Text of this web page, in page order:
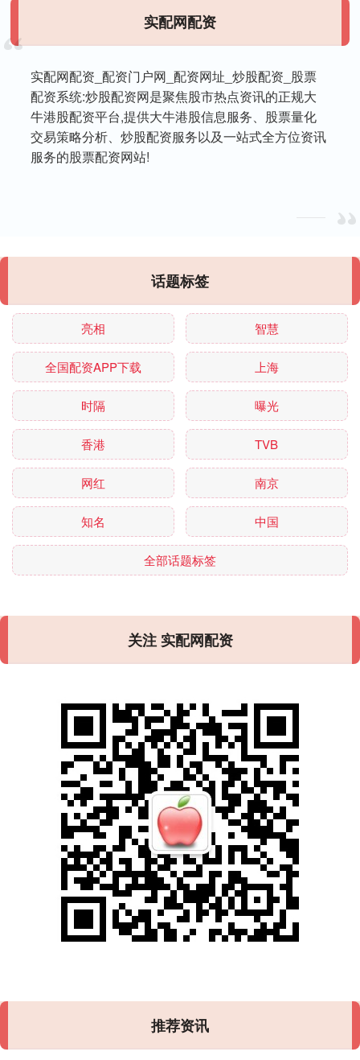
实配网配资
实配网配资_配资门户网_配资网址_炒股配资_股票
配资系统:炒股配资网是聚焦股市热点资讯的正规大
牛港股配资平台,提供大牛港股信息服务、股票量化
交易策略分析、炒股配资服务以及一站式全方位资讯
服务的股票配资网站!
话题标签
亮相 智慧
全国配资APP下载 上海
时隔 曝光
香港 TVB
网红 南京
知名 中国
全部话题标签
关注 实配网配资
推荐资讯